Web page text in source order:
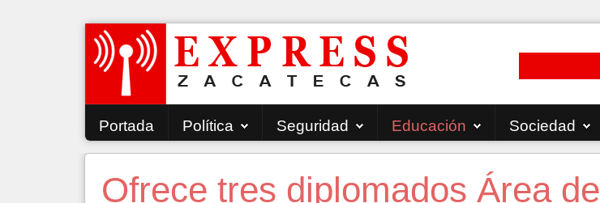
Portada Política Seguridad Educación Sociedad
Ofrece tres diplomados Área de